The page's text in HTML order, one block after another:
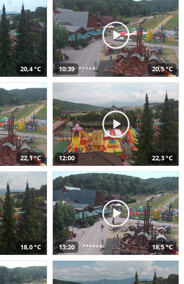
20,4 °C 10:39 20,5 °C
22,1 °C 12:00 22,3 °C
18,0 °C 13:20 18,5 °C